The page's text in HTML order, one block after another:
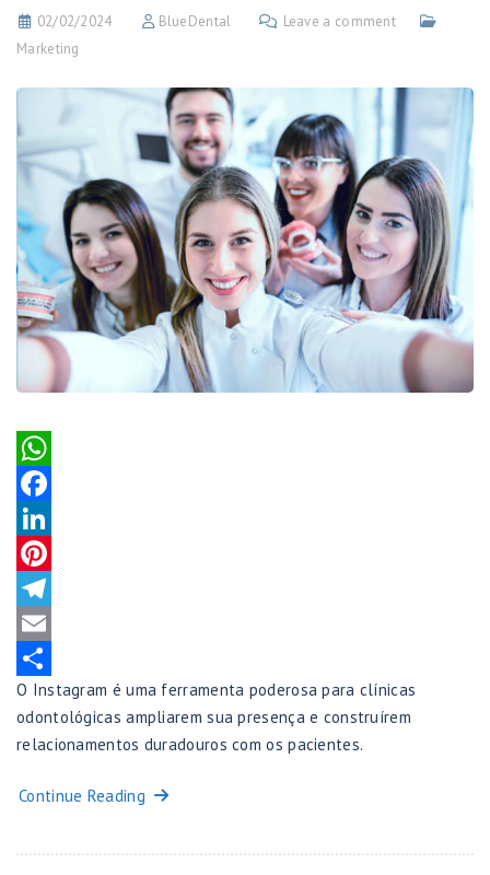
02/02/2024 BlueDental
Leave a comment
Marketing
WhatsApp
Facebook
LinkedIn
Pinterest
Telegram
Email
Share
O Instagram é uma ferramenta poderosa para clínicas
odontológicas ampliarem sua presença e construírem
relacionamentos duradouros com os pacientes.
Continue Reading